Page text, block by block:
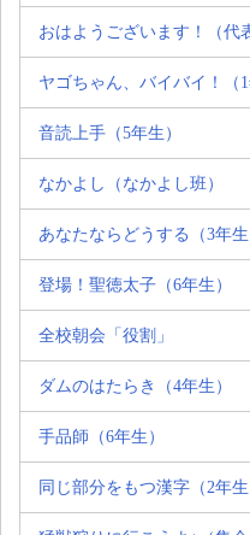
おはようございます！（代
ヤゴちゃん、バイバイ！（1
音読上手（5年生）
なかよし（なかよし班）
あなたならどうする（3年生
登場！聖徳太子（6年生）
全校朝会「役割」
ダムのはたらき（4年生）
手品師（6年生）
同じ部分をもつ漢字（2年生